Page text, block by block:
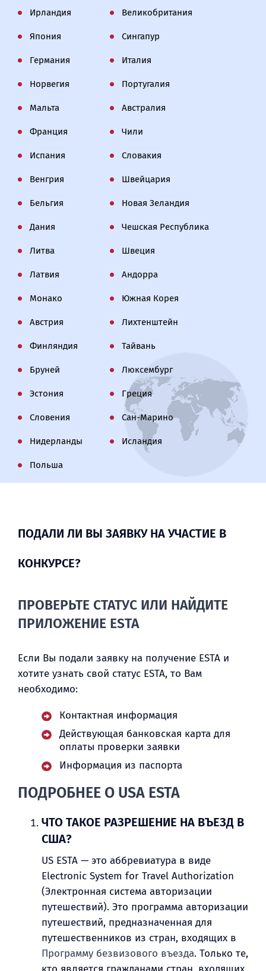
Ирландия Великобритания
Япония Сингапур
Германия Италия
Норвегия Португалия
Мальта Австралия
Франция Чили
Испания Словакия
Венгрия Швейцария
Бельгия Новая Зеландия
Дания Чешская Республика
Литва Швеция
Латвия Андорра
Монако Южная Корея
Австрия Лихтенштейн
Финляндия Тайвань
Бруней Люксембург
Эстония Греция
Словения Сан-Марино
Нидерланды Исландия
Польша
ПОДАЛИ ЛИ ВЫ ЗАЯВКУ НА УЧАСТИЕ В
КОНКУРСЕ?
ПРОВЕРЬТЕ СТАТУС ИЛИ НАЙДИТЕ
ПРИЛОЖЕНИЕ ESTA
Если Вы подали заявку на получение ESTA и
хотите узнать свой статус ESTA, то Вам
необходимо:
Контактная информация
Действующая банковская карта для
оплаты проверки заявки
Информация из паспорта
ПОДРОБНЕЕ О USA ESTA
ЧТО ТАКОЕ РАЗРЕШЕНИЕ НА ВЪЕЗД В
США?
US ESTA — это аббревиатура в виде
Electronic System for Travel Authorization
(Электронная система авторизации
путешествий). Это программа авторизации
путешествий, предназначенная для
путешественников из стран, входящих в
Программу безвизового въезда. Только те,